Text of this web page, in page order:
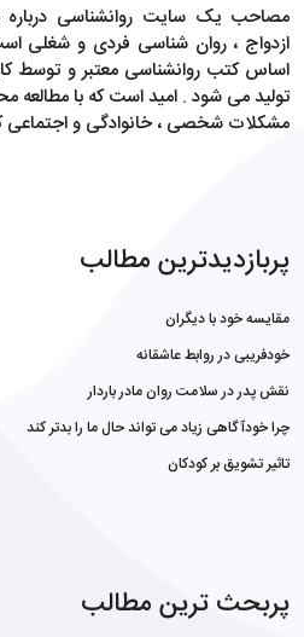
مصاحب یک سایت روانشناسی درباره
ازدواج ، روان شناسی فردی و شغلی
اساس کتب روانشناسی معتبر و توسط
تولید می شود . امید است که با مطالعه
مشکلات شخصی ، خانوادگی و اجتماعی
پربازدیدترین مطالب
مقایسه خود با دیگران
خودفریبی در روابط عاشقانه
نقش پدر در سلامت روان مادر باردار
چرا خودآگاهی زیاد می تواند حال ما را بدتر کند
تاثیر تشویق بر کودکان
پربحث ترین مطالب